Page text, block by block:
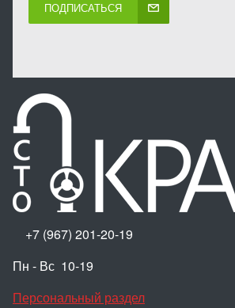
ПОДПИСАТЬСЯ
+7 (967) 201-20-19
Пн - Вс 10-19
Персональный раздел